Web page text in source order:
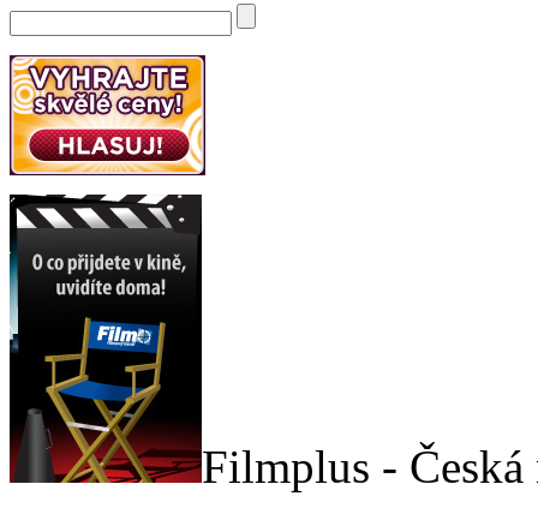
Filmplus -